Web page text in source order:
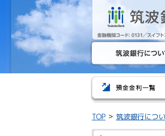
TOP 筑波銀行につ